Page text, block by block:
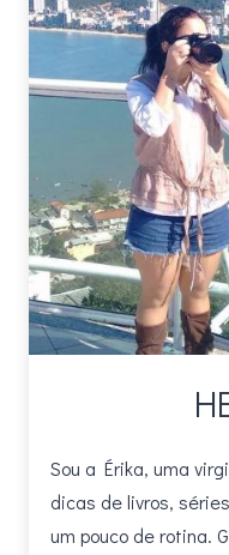
Sou a Érika, uma
dicas de livros,
um pouco de rotina.